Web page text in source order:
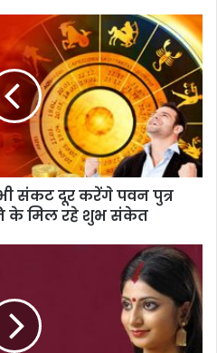
संकट दूर करेंगे पवन पुत्र
के मिल रहे शुभ संकेत